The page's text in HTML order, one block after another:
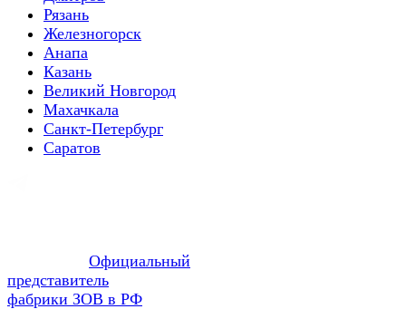
Рязань
Железногорск
Анапа
Казань
Великий Новгород
Махачкала
Санкт-Петербург
Саратов
Официальный
представитель
фабрики ЗОВ в РФ